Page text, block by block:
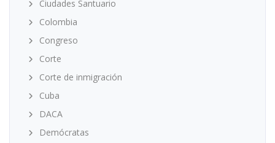
Ciudades Santuario
Colombia
Congreso
Corte
Corte de inmigración
Cuba
DACA
Demócratas